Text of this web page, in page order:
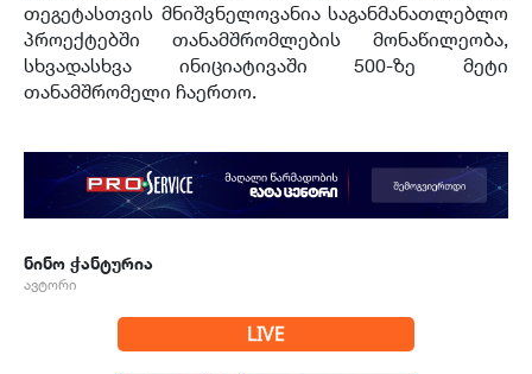
თეგეტასთვის მნიშვნელოვანია საგანმანათლებლო
პროექტებში თანამშრომლების მონაწილეობა,
სხვადასხვა ინიციატივაში 500-ზე მეტი
თანამშრომელი ჩაერთო.
ნინო ჭანტურია
ავტორი
LIVE